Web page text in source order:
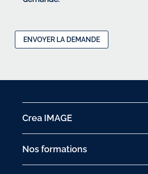
Crea IMAGE
Nos formations